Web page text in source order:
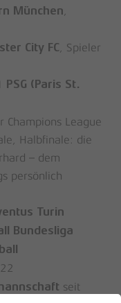
Produkte im
München
City FC
, Spieler
PSG (Paris St.
Champions League
Halbfinale: die
– dem
persönlich
Turin
Bundesliga
seit